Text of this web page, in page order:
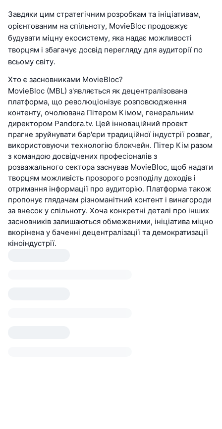
Завдяки цим стратегічним розробкам та ініціативам,
орієнтованим на спільноту, MovieBloc продовжує
будувати міцну екосистему, яка надає можливості
творцям і збагачує досвід перегляду для аудиторії по
всьому світу.
Хто є засновниками MovieBloc?
MovieBloc (MBL) з'являється як децентралізована
платформа, що революціонізує розповсюдження
контенту, очолювана Пітером Кімом, генеральним
директором Pandora.tv. Цей інноваційний проект
прагне зруйнувати бар'єри традиційної індустрії розваг,
використовуючи технологію блокчейн. Пітер Кім разом
з командою досвідчених професіоналів з
розважального сектора заснував MovieBloc, щоб надати
творцям можливість прозорого розподілу доходів і
отримання інформації про аудиторію. Платформа також
пропонує глядачам різноманітний контент і винагороди
за внесок у спільноту. Хоча конкретні деталі про інших
засновників залишаються обмеженими, ініціатива міцно
вкорінена у баченні децентралізації та демократизації
кіноіндустрії.